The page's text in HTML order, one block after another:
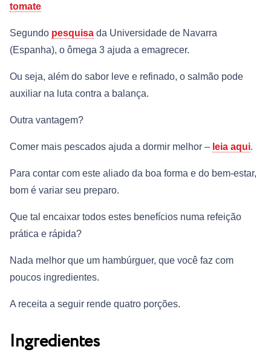
tomate
Segundo pesquisa da Universidade de Navarra
(Espanha), o ômega 3 ajuda a emagrecer.
Ou seja, além do sabor leve e refinado, o salmão pode
auxiliar na luta contra a balança.
Outra vantagem?
Comer mais pescados ajuda a dormir melhor – leia aqui.
Para contar com este aliado da boa forma e do bem-estar,
bom é variar seu preparo.
Que tal encaixar todos estes benefícios numa refeição
prática e rápida?
Nada melhor que um hambúrguer, que você faz com
poucos ingredientes.
A receita a seguir rende quatro porções.
Ingredientes